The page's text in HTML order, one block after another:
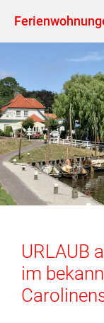
Inhalt
springen
URLAUB
im